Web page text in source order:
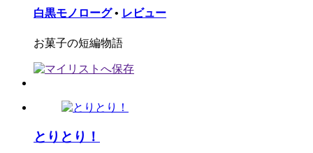
白黒モノローグ • レビュー
お菓子の短編物語
とりとり！